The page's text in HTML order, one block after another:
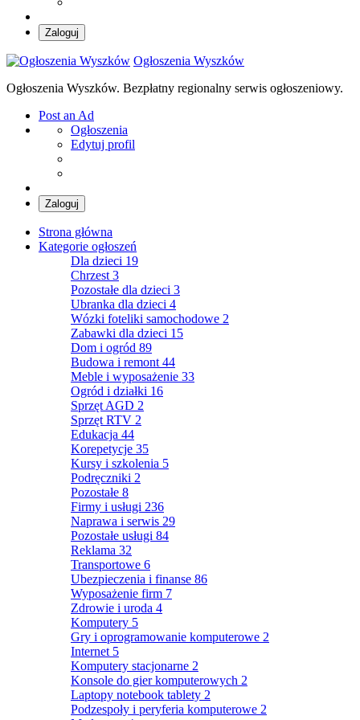
Zaloguj
Ogłoszenia Wyszków
Ogłoszenia Wyszków. Bezpłatny regionalny serwis ogłoszeniowy.
Post an Ad
Ogłoszenia
Edytuj profil
Zaloguj
Strona główna
Kategorie ogłoszeń
Dla dzieci 19
Chrzest 3
Pozostałe dla dzieci 3
Ubranka dla dzieci 4
Wózki foteliki samochodowe 2
Zabawki dla dzieci 15
Dom i ogród 89
Budowa i remont 44
Meble i wyposażenie 33
Ogród i działki 16
Sprzęt AGD 2
Sprzęt RTV 2
Edukacja 44
Korepetycje 35
Kursy i szkolenia 5
Podręczniki 2
Pozostałe 8
Firmy i usługi 236
Naprawa i serwis 29
Pozostałe usługi 84
Reklama 32
Transportowe 6
Ubezpieczenia i finanse 86
Wyposażenie firm 7
Zdrowie i uroda 4
Komputery 5
Gry i oprogramowanie komputerowe 2
Internet 5
Komputery stacjonarne 2
Konsole do gier komputerowych 2
Laptopy notebook tablety 2
Podzespoły i peryferia komputerowe 2